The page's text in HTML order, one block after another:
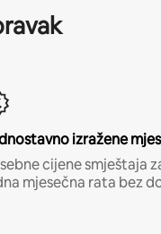
izražene
cijene smještaja
mjesečna rata bez